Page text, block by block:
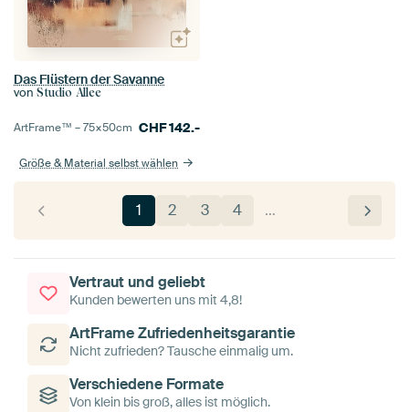
Das Flüstern der Savanne
von Studio Allee
ArtFrame™ –75×50cm CHF142.-
Größe & Material selbst wählen
1 2 3 4 …
Vertraut und geliebt
Kunden bewerten uns mit 4,8!
ArtFrame Zufriedenheitsgarantie
Nicht zufrieden? Tausche einmalig um.
Verschiedene Formate
Von klein bis groß, alles ist möglich.